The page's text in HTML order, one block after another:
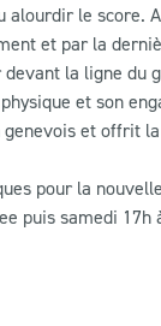
le score.
et par la
la ligne du
et son
et offrit
pour la
puis samedi 17h